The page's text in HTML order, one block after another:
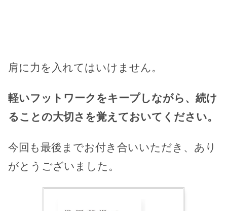
肩に力を入れてはいけません。
軽いフットワークをキープしながら、続け
ることの大切さを覚えておいてください。
今回も最後までお付き合いいただき、あり
がとうございました。